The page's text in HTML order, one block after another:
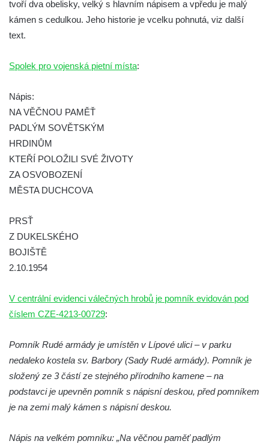
Kenotaf Jana Mojžiše na hřbitově ve
Velešíně
Hrob Josefa Havla na hřbitově ve Velešíně
Pomník obětem 2. světové války na hřbitově
u kostela svatého Václava ve Velešíně
Pamětní deska 240 MILES TO FREEDOM u
pomníku obětem válek na náměstí J. V.
náměstí J. V. Kamarýta ve Velešíně
Pomník obětem 1. a 2. světové války v
Římově
Hrob Petera Korgera a Petra Štindla na
Předoníně
Pomník obětem 2. světové války v Plavu
Pamětní deska obětem 1. světové války v
Plavu
Kenotaf Pepiho Meisela na hřbitově v
tvoří dva obelisky, velký s hlavním nápisem a vpředu je malý
kámen s cedulkou. Jeho historie je vcelku pohnutá, viz další
text.
Spolek pro vojenská pietní místa:
Nápis:
NA VĚČNOU PAMĚŤ
PADLÝM SOVĚTSKÝM
HRDINŮM
KTEŘÍ POLOŽILI SVÉ ŽIVOTY
ZA OSVOBOZENÍ
MĚSTA DUCHCOVA
PRSŤ
Z DUKELSKÉHO
BOJIŠTĚ
2.10.1954
V centrální evidenci válečných hrobů je pomník evidován pod
číslem CZE-4213-00729:
Pomník Rudé armády je umístěn v Lípové ulici – v parku
nedaleko kostela sv. Barbory (Sady Rudé armády). Pomník je
složený ze 3 částí ze stejného přírodního kamene – na
podstavci je upevněn pomník s nápisní deskou, před pomníkem
je na zemi malý kámen s nápisní deskou.
Nápis na velkém pomníku: „Na věčnou paměť padlým